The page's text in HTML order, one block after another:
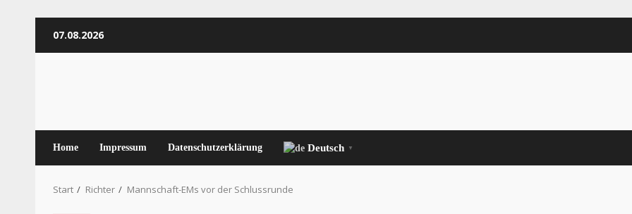
Inhalt07.08.2026
Home Impressum Datenschutzerklärung Deutsch ▼
Start Richter Mannschaft-EMs vor der Schlussrunde